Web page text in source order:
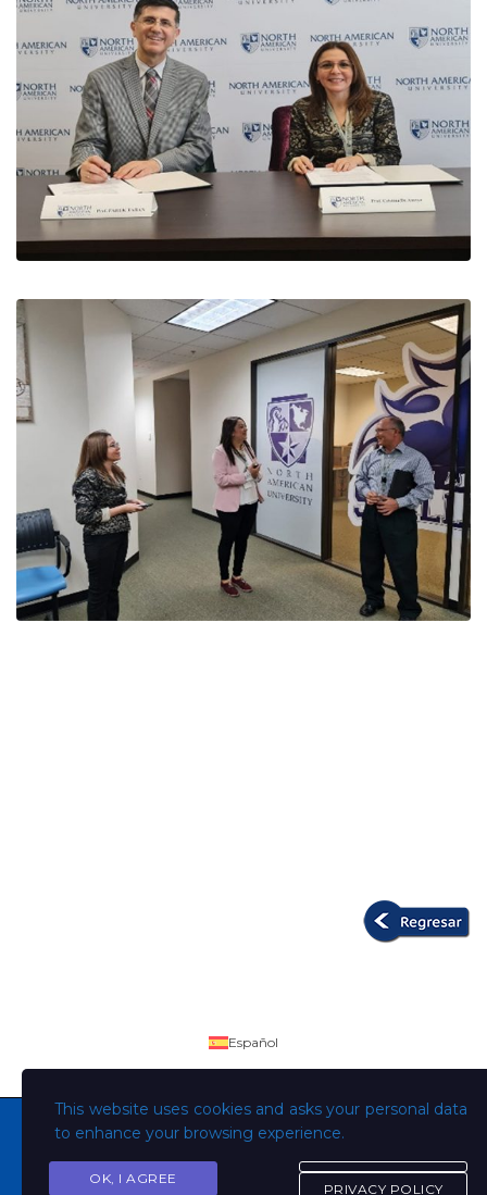
Copyright © Todos los derechos son de la Universidad
This website uses cookies and asks your personal data
to enhance your browsing experience.
OK, I AGREE
PRIVACY POLICY
Español